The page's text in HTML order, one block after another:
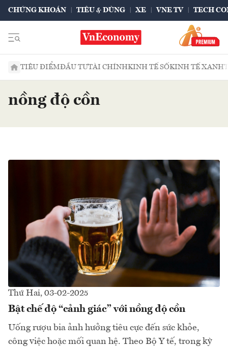
CHỨNG KHOÁN TIÊU & DÙNG XE VNE TV TECH
TIÊU ĐIỂMĐẦU TƯTÀI CHÍNHKINH TẾ SỐKINH TẾ XANH
nồng độ cồn
Thứ Hai, 03-02-2025
Bật chế độ “cảnh giác” với nồng độ cồn
Uống rượu bia ảnh hưởng tiêu cực đến sức khỏe,
công việc hoặc mối quan hệ. Theo Bộ Y tế, trong kỳ